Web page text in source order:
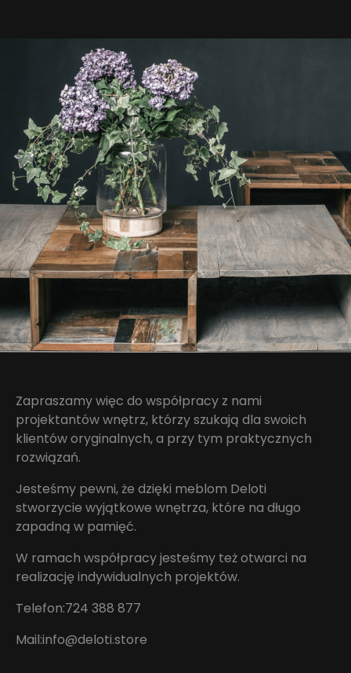
Zapraszamy więc do współpracy z nami
projektantów wnętrz, którzy szukają dla swoich
klientów oryginalnych, a przy tym praktycznych
rozwiązań.
Jesteśmy pewni, że dzięki meblom Deloti
stworzycie wyjątkowe wnętrza, które na długo
zapadną w pamięć.
W ramach współpracy jesteśmy też otwarci na
realizację indywidualnych projektów.
Telefon:724 388 877
Mail:info@deloti.store